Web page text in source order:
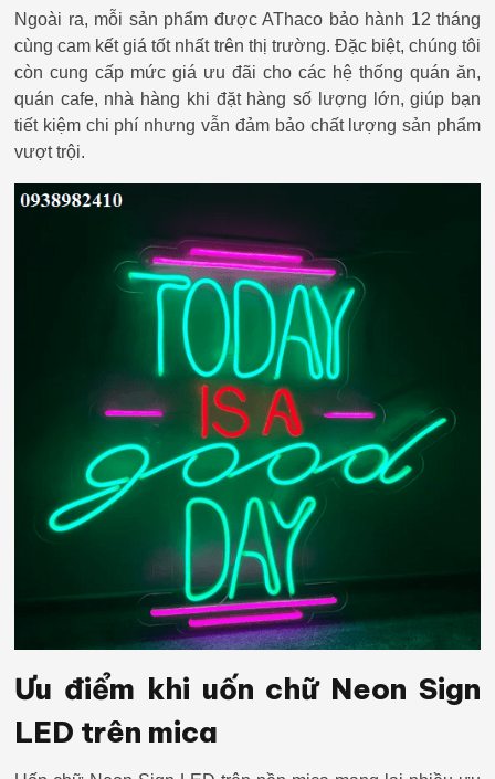
Ngoài ra, mỗi sản phẩm được AThaco bảo hành 12 tháng
cùng cam kết giá tốt nhất trên thị trường. Đặc biệt, chúng tôi
còn cung cấp mức giá ưu đãi cho các hệ thống quán ăn,
quán cafe, nhà hàng khi đặt hàng số lượng lớn, giúp bạn
tiết kiệm chi phí nhưng vẫn đảm bảo chất lượng sản phẩm
vượt trội.
Ưu điểm khi uốn chữ Neon Sign
LED trên mica